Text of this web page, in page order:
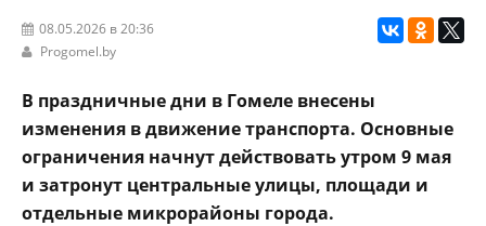
08.05.2026 в 20:36
Progomel.by
В праздничные дни в Гомеле внесены
изменения в движение транспорта. Основные
ограничения начнут действовать утром 9 мая
и затронут центральные улицы, площади и
отдельные микрорайоны города.